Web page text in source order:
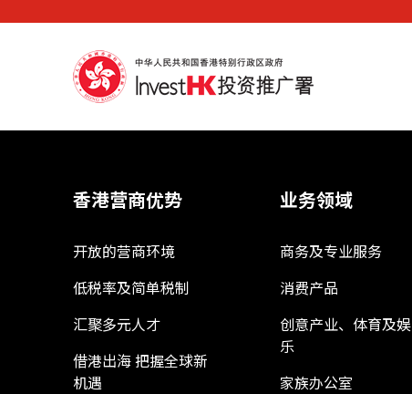
香港营商优势
开放的营商环境
低税率及简单税制
汇聚多元人才
借港出海 把握全球新
机遇
业务领域
商务及专业服务
消费产品
创意产业、体育及娱
乐
家族办公室